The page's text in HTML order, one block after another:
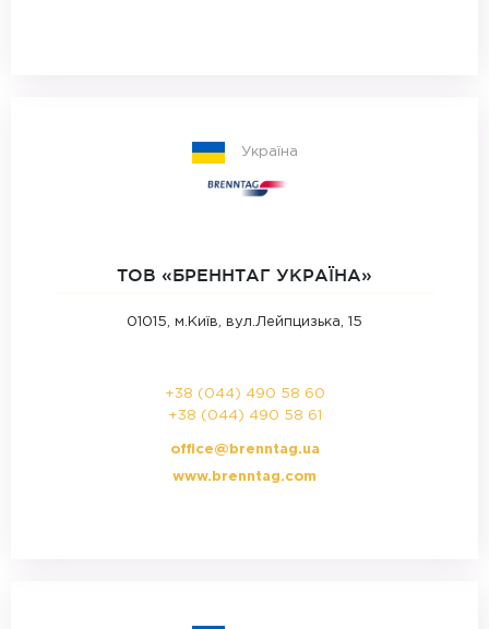
Україна
ТОВ «БРЕННТАГ УКРАЇНА»‎
01015, м.Київ, вул.Лейпцизька, 15
+38 (044) 490 58 60
+38 (044) 490 58 61
office@brenntag.ua
www.brenntag.com